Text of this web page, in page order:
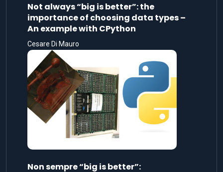
Not always “big is better”: the
importance of choosing data types –
An example with CPython
Cesare Di Mauro
Non sempre “big is better”: